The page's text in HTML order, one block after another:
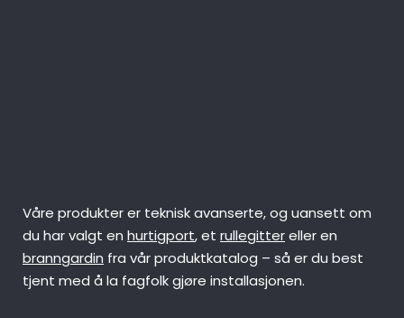
Våre produkter er teknisk avanserte, og uansett om
du har valgt en hurtigport, et rullegittereller en
branngardin fra vår produktkatalog – så er du best
tjent med å la fagfolk gjøre installasjonen.